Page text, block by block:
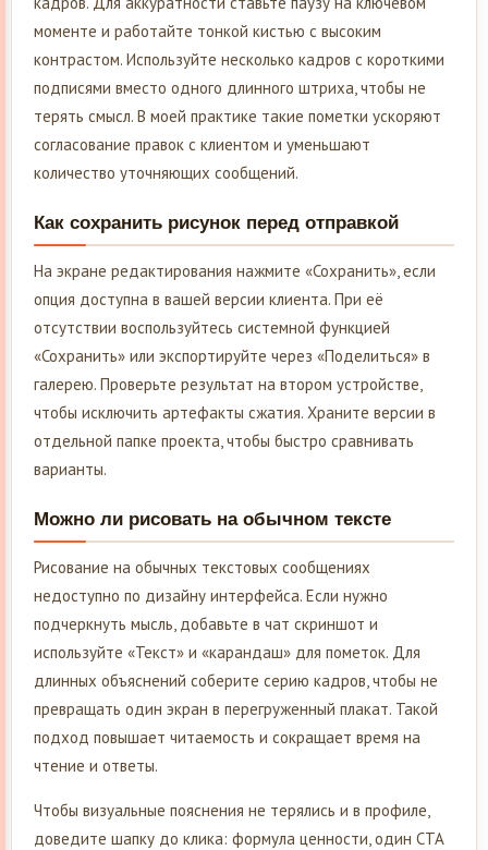
моменте и работайте тонкой кистью с высоким
контрастом. Используйте несколько кадров с короткими
подписями вместо одного длинного штриха, чтобы не
терять смысл. В моей практике такие пометки ускоряют
согласование правок с клиентом и уменьшают
количество уточняющих сообщений.
Как сохранить рисунок перед отправкой
На экране редактирования нажмите «Сохранить», если
опция доступна в вашей версии клиента. При её
отсутствии воспользуйтесь системной функцией
«Сохранить» или экспортируйте через «Поделиться» в
галерею. Проверьте результат на втором устройстве,
чтобы исключить артефакты сжатия. Храните версии в
отдельной папке проекта, чтобы быстро сравнивать
варианты.
Можно ли рисовать на обычном тексте
Рисование на обычных текстовых сообщениях
недоступно по дизайну интерфейса. Если нужно
подчеркнуть мысль, добавьте в чат скриншот и
используйте «Текст» и «карандаш» для пометок. Для
длинных объяснений соберите серию кадров, чтобы не
превращать один экран в перегруженный плакат. Такой
подход повышает читаемость и сокращает время на
чтение и ответы.
Чтобы визуальные пояснения не терялись и в профиле,
доведите шапку до клика: формула ценности, один CTA